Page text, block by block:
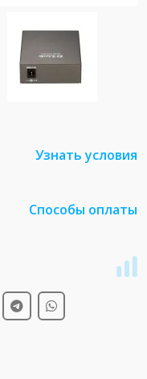
Узнать условия
Способы оплаты